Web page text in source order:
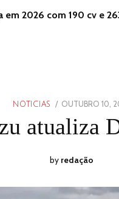
2026 com 190 cv e
NOTICIAS
POSTED
ON
OUTUBRO 10,
atualiza
by redação